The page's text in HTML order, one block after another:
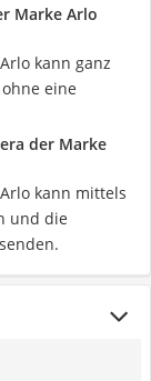
Marke Arlo
kann ganz
eine
der Marke
kann mittels
und die